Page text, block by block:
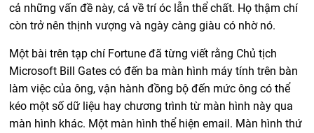
cả những vấn đề này, cả về trí óc lẫn thể chất. Họ thậm chí
còn trở nên thịnh vượng và ngày càng giàu có nhờ nó.
Một bài trên tạp chí Fortune đã từng viết rằng Chủ tịch
Microsoft Bill Gates có đến ba màn hình máy tính trên bàn
làm việc của ông, vận hành đồng bộ đến mức ông có thể
kéo một số dữ liệu hay chương trình từ màn hình này qua
màn hình khác. Một màn hình thể hiện email. Màn hình thứ